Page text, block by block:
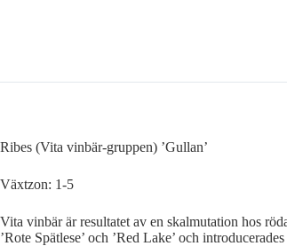
Ribes (Vita vinbär-gruppen) ’Gullan’
Växtzon: 1-5
Vita vinbär är resultatet av en skalmutation hos
’Rote Spätlese’ och ’Red Lake’ och